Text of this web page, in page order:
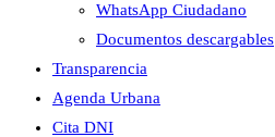
WhatsApp Ciudadano
Documentos descargables
Transparencia
Agenda Urbana
Cita DNI